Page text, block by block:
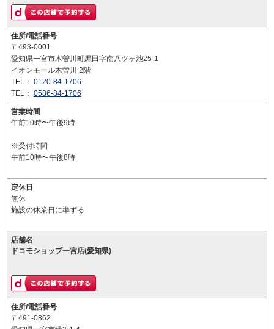
住所/電話番号
〒493-0001
愛知県一宮市木曽川町黒田字南八ツヶ池25-1
イオンモール木曽川 2階
TEL： 0120-84-1706
TEL： 0586-84-1706
営業時間
午前10時〜午後9時
※受付時間
午前10時〜午後8時
定休日
無休
施設の休業日に準ずる
店舗名
ドコモショップ一宮店(愛知県)
住所/電話番号
〒491-0862